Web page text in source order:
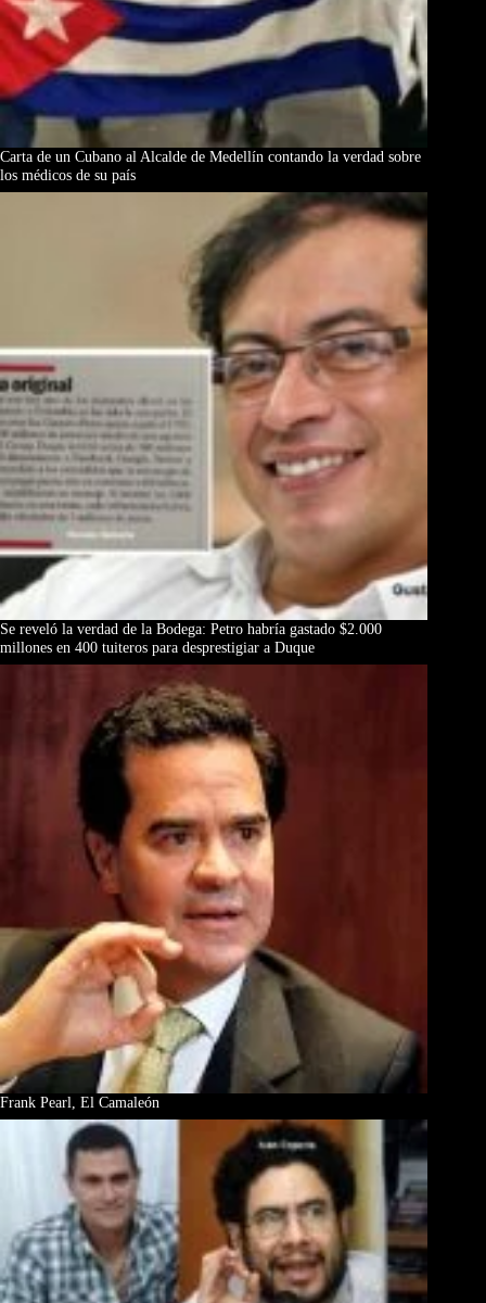
Carta de un Cubano al Alcalde de Medellín contando la verdad sobre
los médicos de su país
Se reveló la verdad de la Bodega: Petro habría gastado $2.000
millones en 400 tuiteros para desprestigiar a Duque
Frank Pearl, El Camaleón